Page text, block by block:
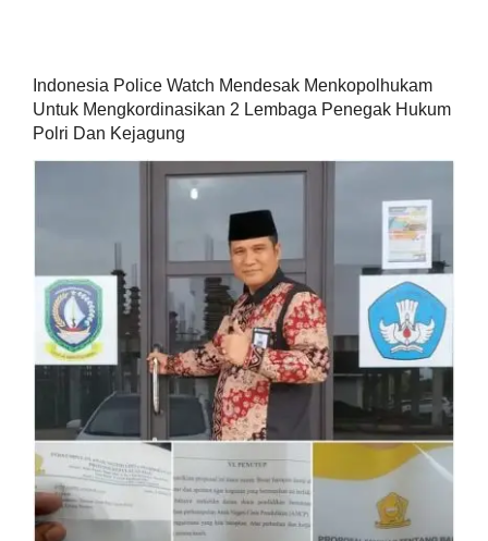
Indonesia Police Watch Mendesak Menkopolhukam
Untuk Mengkordinasikan 2 Lembaga Penegak Hukum
Polri Dan Kejagung